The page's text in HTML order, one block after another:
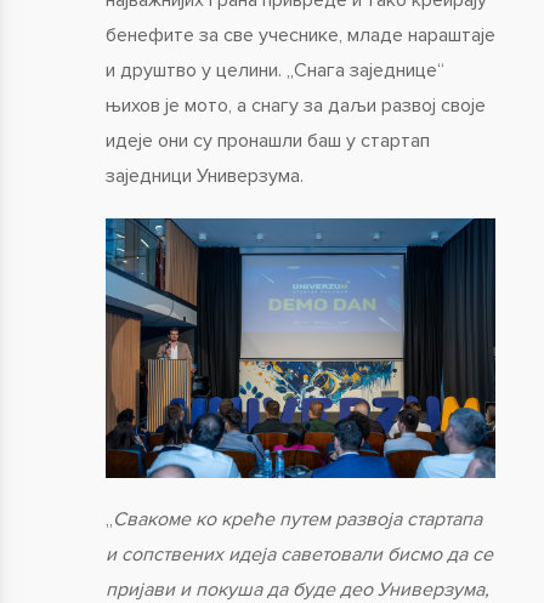
бенефите за све учеснике, младе нараштаје
и друштво у целини. „Снага заједнице“
њихов је мото, а снагу за даљи развој своје
идеје они су пронашли баш у стартап
заједници Универзума.
„Свакоме ко креће путем развоја стартапа
и сопствених идеја саветовали бисмо да се
пријави и покуша да буде део Универзума,